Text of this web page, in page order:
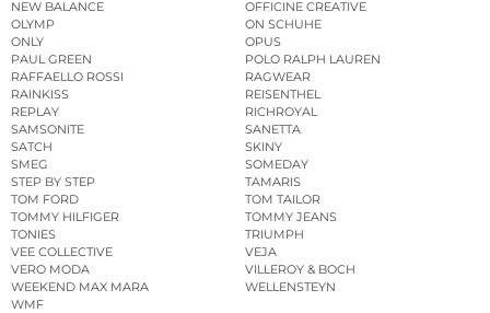
NEW BALANCE
OFFICINE CREATIVE
OLYMP
ON SCHUHE
ONLY
OPUS
PAUL GREEN
POLO RALPH LAUREN
RAFFAELLO ROSSI
RAGWEAR
RAINKISS
REISENTHEL
REPLAY
RICHROYAL
SAMSONITE
SANETTA
SATCH
SKINY
SMEG
SOMEDAY
STEP BY STEP
TAMARIS
TOM FORD
TOM TAILOR
TOMMY HILFIGER
TOMMY JEANS
TONIES
TRIUMPH
VEE COLLECTIVE
VEJA
VERO MODA
VILLEROY & BOCH
WEEKEND MAX MARA
WELLENSTEYN
WMF